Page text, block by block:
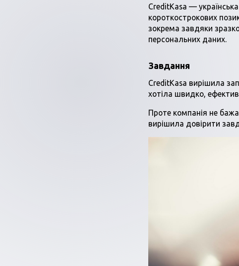
CreditKasa —
короткострокових
зокрема завдяки
персональних даних.
Завдання
CreditKasa вирішила
хотіла швидко,
Проте компанія не
вирішила довірити